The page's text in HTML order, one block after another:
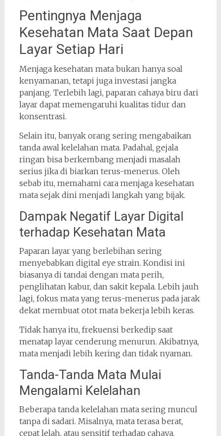
Pentingnya Menjaga
Kesehatan Mata Saat Depan
Layar Setiap Hari
Menjaga kesehatan mata bukan hanya soal
kenyamanan, tetapi juga investasi jangka
panjang. Terlebih lagi, paparan cahaya biru dari
layar dapat memengaruhi kualitas tidur dan
konsentrasi.
Selain itu, banyak orang sering mengabaikan
tanda awal kelelahan mata. Padahal, gejala
ringan bisa berkembang menjadi masalah
serius jika di biarkan terus-menerus. Oleh
sebab itu, memahami cara menjaga kesehatan
mata sejak dini menjadi langkah yang bijak.
Dampak Negatif Layar Digital
terhadap Kesehatan Mata
Paparan layar yang berlebihan sering
menyebabkan digital eye strain. Kondisi ini
biasanya di tandai dengan mata perih,
penglihatan kabur, dan sakit kepala. Lebih jauh
lagi, fokus mata yang terus-menerus pada jarak
dekat membuat otot mata bekerja lebih keras.
Tidak hanya itu, frekuensi berkedip saat
menatap layar cenderung menurun. Akibatnya,
mata menjadi lebih kering dan tidak nyaman.
Tanda-Tanda Mata Mulai
Mengalami Kelelahan
Beberapa tanda kelelahan mata sering muncul
tanpa di sadari. Misalnya, mata terasa berat,
cepat lelah, atau sensitif terhadap cahaya.